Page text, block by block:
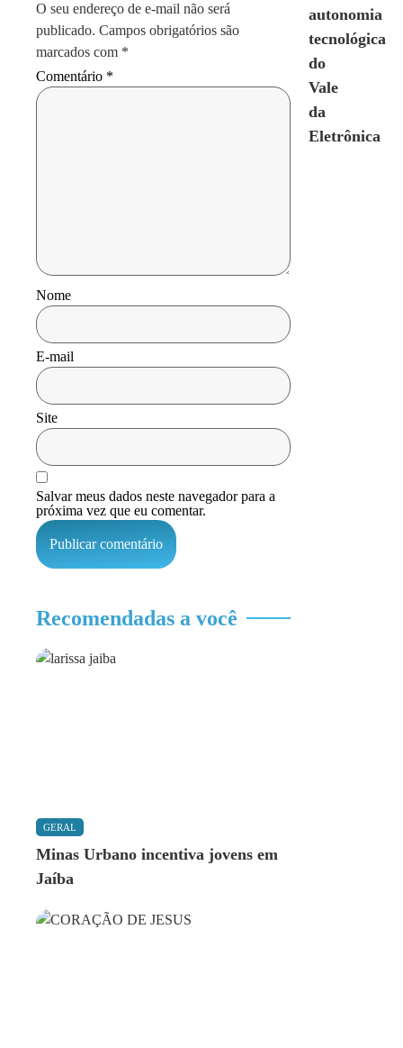
O seu endereço de e-mail não será
publicado. Campos obrigatórios são
marcados com *
Comentário *
Nome
E-mail
Site
Salvar meus dados neste navegador para a
próxima vez que eu comentar.
Recomendadas a você
GERAL
Minas Urbano incentiva jovens em
Jaíba
autonomia
tecnológica
do
Vale
da
Eletrônica